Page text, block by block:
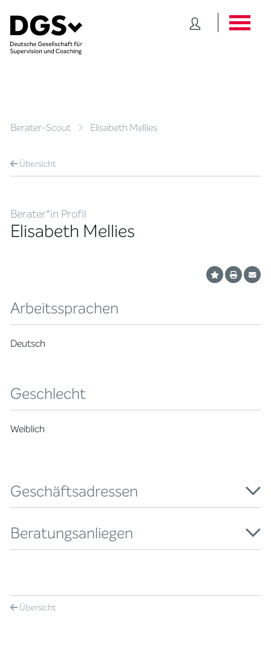
Berater-Scout Elisabeth Mellies
Übersicht
Berater*in Profil
Elisabeth Mellies
Arbeitssprachen
Deutsch
Geschlecht
Weiblich
Geschäftsadressen
Beratungsanliegen
Übersicht